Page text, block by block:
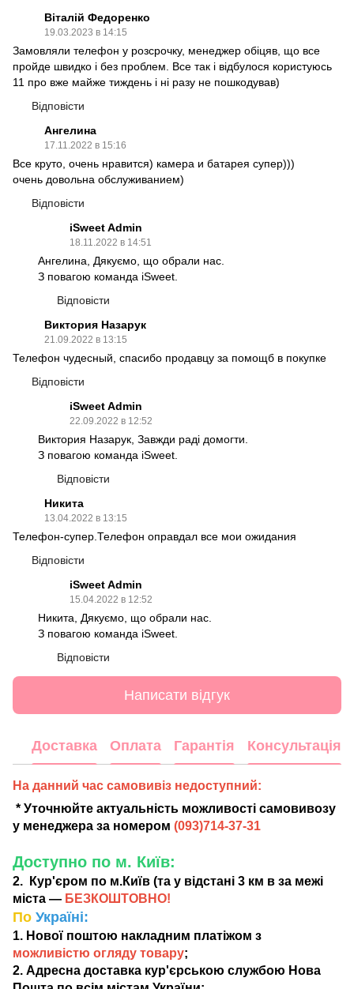
Віталій Федоренко
19.03.2023 в 14:15
Замовляли телефон у розсрочку, менеджер обіцяв, що все
пройде швидко і без проблем. Все так і відбулося користуюсь
11 про вже майже тиждень і ні разу не пошкодував)
Відповісти
Ангелина
17.11.2022 в 15:16
Все круто, очень нравится) камера и батарея супер)))
очень довольна обслуживанием)
Відповісти
iSweet Admin
18.11.2022 в 14:51
Ангелина, Дякуємо, що обрали нас.
З повагою команда iSweet.
Відповісти
Виктория Назарук
21.09.2022 в 13:15
Телефон чудесный, спасибо продавцу за помощб в покупке
Відповісти
iSweet Admin
22.09.2022 в 12:52
Виктория Назарук, Завжди раді домогти.
З повагою команда iSweet.
Відповісти
Никита
13.04.2022 в 13:15
Телефон-супер.Телефон оправдал все мои ожидания
Відповісти
iSweet Admin
15.04.2022 в 12:52
Никита, Дякуємо, що обрали нас.
З повагою команда iSweet.
Відповісти
Написати відгук
Доставка Оплата Гарантія Консультація
На данний час самовивіз недоступний:
* Уточнюйте актуальність можливості самовивозу
у менеджера за номером (093)714-37-31
Доступно по м. Київ:
2. Кур'єром по м.Київ (та у відстані 3 км в за межі
міста — БЕЗКОШТОВНО!
По Україні:
1. Нової поштою накладним платіжом з
можливістю огляду товару;
2. Адресна доставка кур'єрською службою Нова